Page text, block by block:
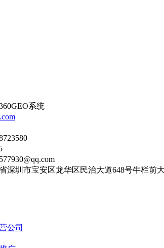
系统
深圳市宝安区龙华区民治大道648号牛栏前
公司